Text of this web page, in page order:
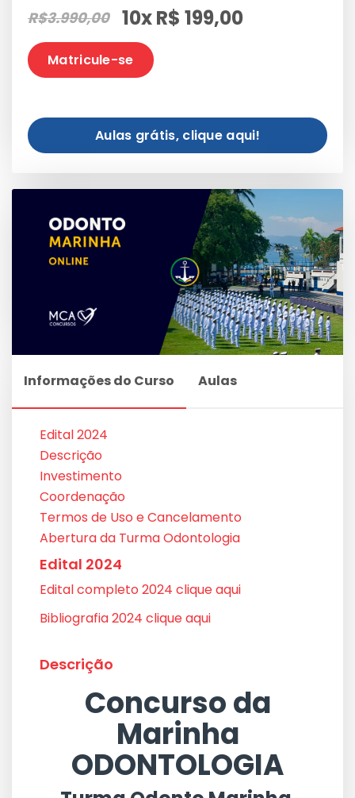
R$3.990,00 10x R$ 199,00
Matricule-se
Aulas grátis, clique aqui!
Informações do Curso Aulas
Edital 2024
Descrição
Investimento
Coordenação
Termos de Uso e Cancelamento
Abertura da Turma Odontologia
Edital 2024
Edital completo 2024 clique aqui
Bibliografia 2024 clique aqui
Descrição
Concurso da
Marinha
ODONTOLOGIA